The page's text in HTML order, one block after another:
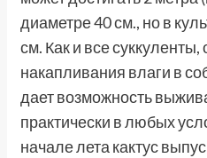
диаметре 40 см., но в
см. Как и все
накапливания влаги в
дает возможность
практически в любых
начале лета кактус